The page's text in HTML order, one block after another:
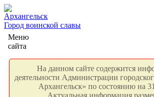
Архангельск
Город воинской славы
Меню
сайта
На данном сайте содержится
деятельности Администрации
Архангельск» по состоянию на
Актуальная информация